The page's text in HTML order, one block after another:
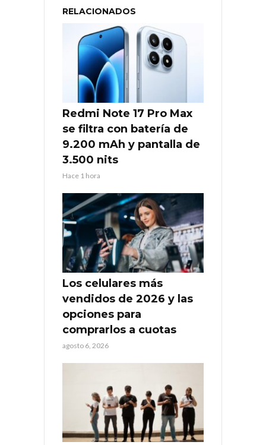
RELACIONADOS
Redmi Note 17 Pro Max
se filtra con batería de
9.200 mAh y pantalla de
3.500 nits
Hace 1 hora
Los celulares más
vendidos de 2026 y las
opciones para
comprarlos a cuotas
agosto 6, 2026